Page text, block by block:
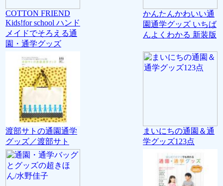
COTTON FRIEND
Kids!for school ハンド
メイドでそろえる通
園・通学グッズ
かんたんかわいい通
園通学グッズ いちば
んよくわかる 新装版
渡部サトの通園通学
グッズ／渡部サト
まいにちの通園＆通
学グッズ123点